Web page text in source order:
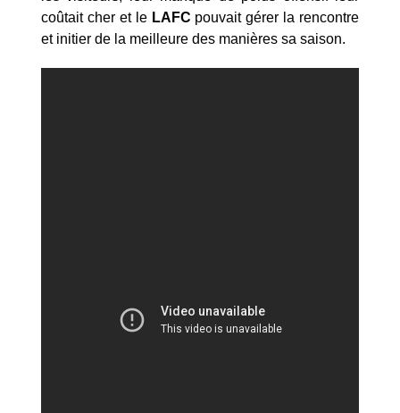
coûtait cher et le LAFC pouvait gérer la rencontre
et initier de la meilleure des manières sa saison.